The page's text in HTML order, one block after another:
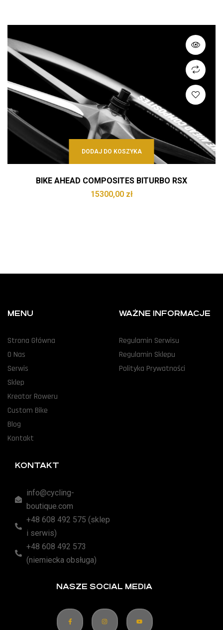
DODAJ DO KOSZYKA
BIKE AHEAD COMPOSITES BITURBO RSX
15300,00 zł
MENU
Strona Główna
O Nas
Serwis
Sklep
Kreator Roweru
Custom Bike
Blog
Kontakt
WAŻNE INFORMACJE
Regulamin Serwisu
Regulamin Sklepu
Polityka Prywatności
KONTAKT
info@cycling-
boutique.com
+48 608 492 575 (sklep
i serwis)
+48 608 492 573
(niemiecka obsługa)
NASZE SOCIAL MEDIA